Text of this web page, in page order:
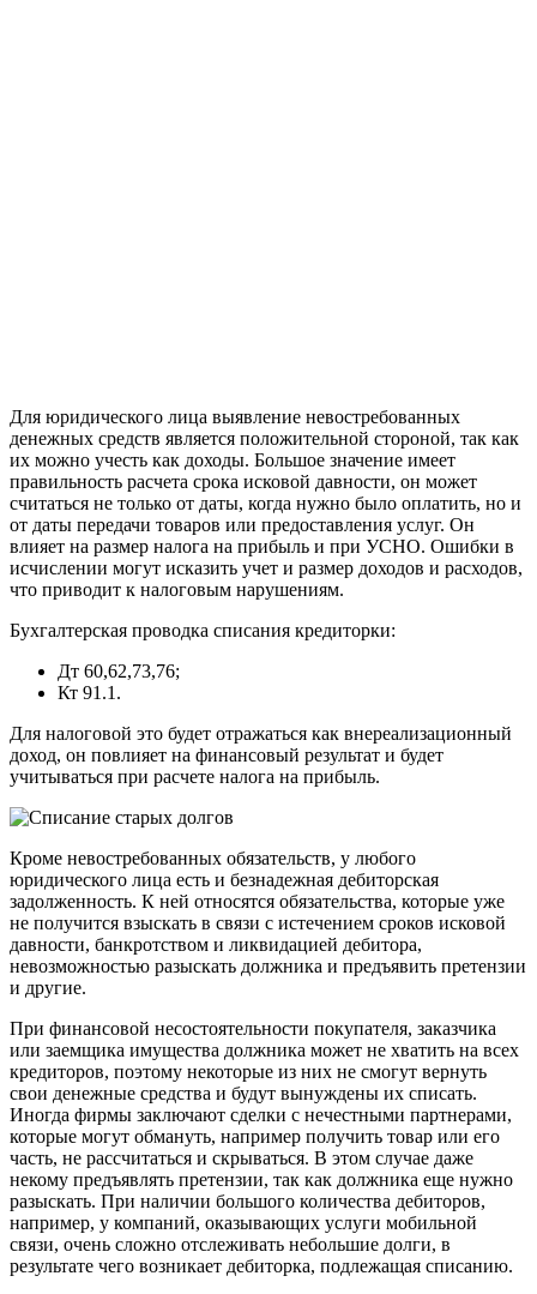
Для юридического лица выявление невостребованных
денежных средств является положительной стороной, так как
их можно учесть как доходы. Большое значение имеет
правильность расчета срока исковой давности, он может
считаться не только от даты, когда нужно было оплатить, но и
от даты передачи товаров или предоставления услуг. Он
влияет на размер налога на прибыль и при УСНО. Ошибки в
исчислении могут исказить учет и размер доходов и расходов,
что приводит к налоговым нарушениям.
Бухгалтерская проводка списания кредиторки:
Дт 60,62,73,76;
Кт 91.1.
Для налоговой это будет отражаться как внереализационный
доход, он повлияет на финансовый результат и будет
учитываться при расчете налога на прибыль.
Кроме невостребованных обязательств, у любого
юридического лица есть и безнадежная дебиторская
задолженность. К ней относятся обязательства, которые уже
не получится взыскать в связи с истечением сроков исковой
давности, банкротством и ликвидацией дебитора,
невозможностью разыскать должника и предъявить претензии
и другие.
При финансовой несостоятельности покупателя, заказчика
или заемщика имущества должника может не хватить на всех
кредиторов, поэтому некоторые из них не смогут вернуть
свои денежные средства и будут вынуждены их списать.
Иногда фирмы заключают сделки с нечестными партнерами,
которые могут обмануть, например получить товар или его
часть, не рассчитаться и скрываться. В этом случае даже
некому предъявлять претензии, так как должника еще нужно
разыскать. При наличии большого количества дебиторов,
например, у компаний, оказывающих услуги мобильной
связи, очень сложно отслеживать небольшие долги, в
результате чего возникает дебиторка, подлежащая списанию.